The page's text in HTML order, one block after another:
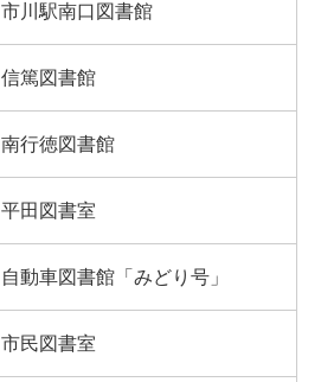
市川駅南口図書館
信篤図書館
南行徳図書館
平田図書室
自動車図書館「みどり号」
市民図書室